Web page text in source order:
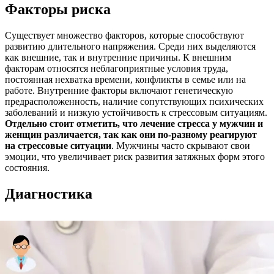
Факторы риска
Существует множество факторов, которые способствуют
развитию длительного напряжения. Среди них выделяются
как внешние, так и внутренние причины. К внешним
факторам относятся неблагоприятные условия труда,
постоянная нехватка времени, конфликты в семье или на
работе. Внутренние факторы включают генетическую
предрасположенность, наличие сопутствующих психических
заболеваний и низкую устойчивость к стрессовым ситуациям.
Отдельно стоит отметить, что лечение стресса у мужчин и
женщин различается, так как они по-разному реагируют
на стрессовые ситуации. Мужчины часто скрывают свои
эмоции, что увеличивает риск развития затяжных форм этого
состояния.
Диагностика